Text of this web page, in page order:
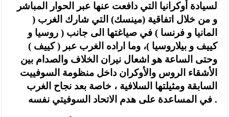
لسيادة أوكرانيا التي دافعت عنها عبر الحوار المباشر
و من خلال اتفاقية (مينسك) التي شارك الغرب (
المانيا و فرنسا ) في صياغتها الى جانب ( روسيا و
كييف و بيلاروسيا )، وما اراده الغرب عبر ( كييف )
وحتى الساعة هو اشعال نيران الخلاف والصدام بين
الأشقاء الروس والأوكران داخل منظومة السوفييت
السابقة ومثيلتها السلافية ، خاصة بعد نجاح الغرب
في المساعدة على هدم الاتحاد السوفيتي نفسه .